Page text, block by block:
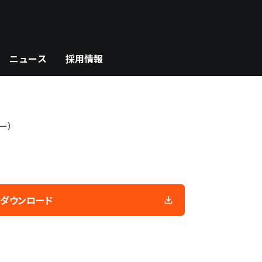
ニュース 採用情報
）
ウンロード